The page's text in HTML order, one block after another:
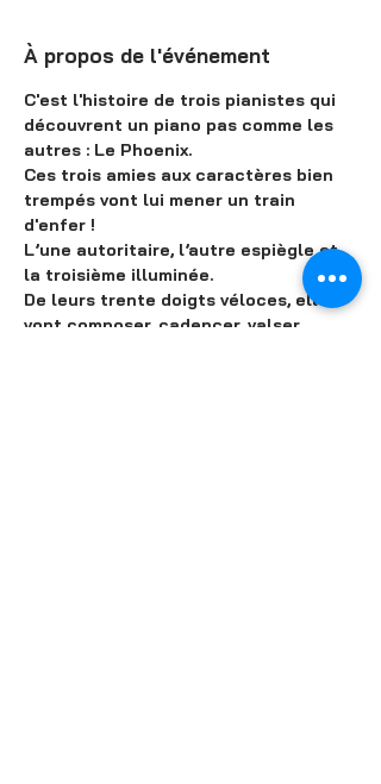
À propos de l'événement
C'est l'histoire de trois pianistes qui
découvrent un piano pas comme les
autres : Le Phoenix.
Ces trois amies aux caractères bien
trempés vont lui mener un train
d'enfer !
L’une autoritaire, l’autre espiègle et
la troisième illuminée.
De leurs trente doigts véloces, elles
vont composer, cadencer, valser,